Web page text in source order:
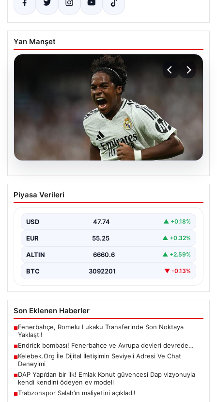
Yan Manşet
Endrick bombası! Fenerbahçe ve
Avrupa devleri devrede…
Piyasa Verileri
USD 47.74 ▲ +0.18%
EUR 55.25 ▲ +0.32%
ALTIN 6660.6 ▲ +2.59%
BTC 3092201 ▼ -0.13%
Son Eklenen Haberler
■Fenerbahçe, Romelu Lukaku Transferinde Son Noktaya
Yaklaştı!
■Endrick bombası! Fenerbahçe ve Avrupa devleri devrede…
■Kelebek.Org İle Dijital İletişimin Seviyeli Adresi Ve Chat
Deneyimi
■DAP Yapı’dan bir ilk! Emlak Konut güvencesi Dap vizyonuyla
kendi kendini ödeyen ev modeli
■Trabzonspor Salah’ın maliyetini açıkladı!